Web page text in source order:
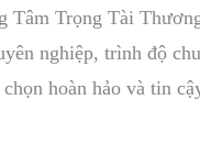
Tâm Trọng Tài
nghiệp, trình độ
hoàn hảo và tin